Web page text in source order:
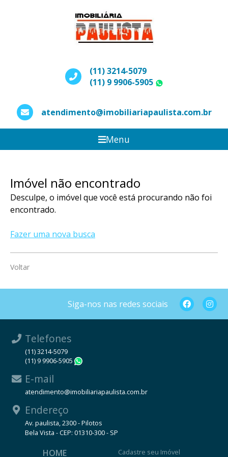
(11) 3214-5079
(11) 9 9906-5905
atendimento@imobiliariapaulista.com.br
Menu
Imóvel não encontrado
Desculpe, o imóvel que você está procurando não foi
encontrado.
Fazer uma nova busca
Voltar
Siga-nos nas redes sociais
Telefones
(11) 3214-5079
(11) 9 9906-5905
E-mail
atendimento@imobiliariapaulista.com.br
Endereço
Av. paulista, 2300 - Pilotos
Bela Vista - CEP: 01310-300 - SP
HOME Cadastre seu Imóvel